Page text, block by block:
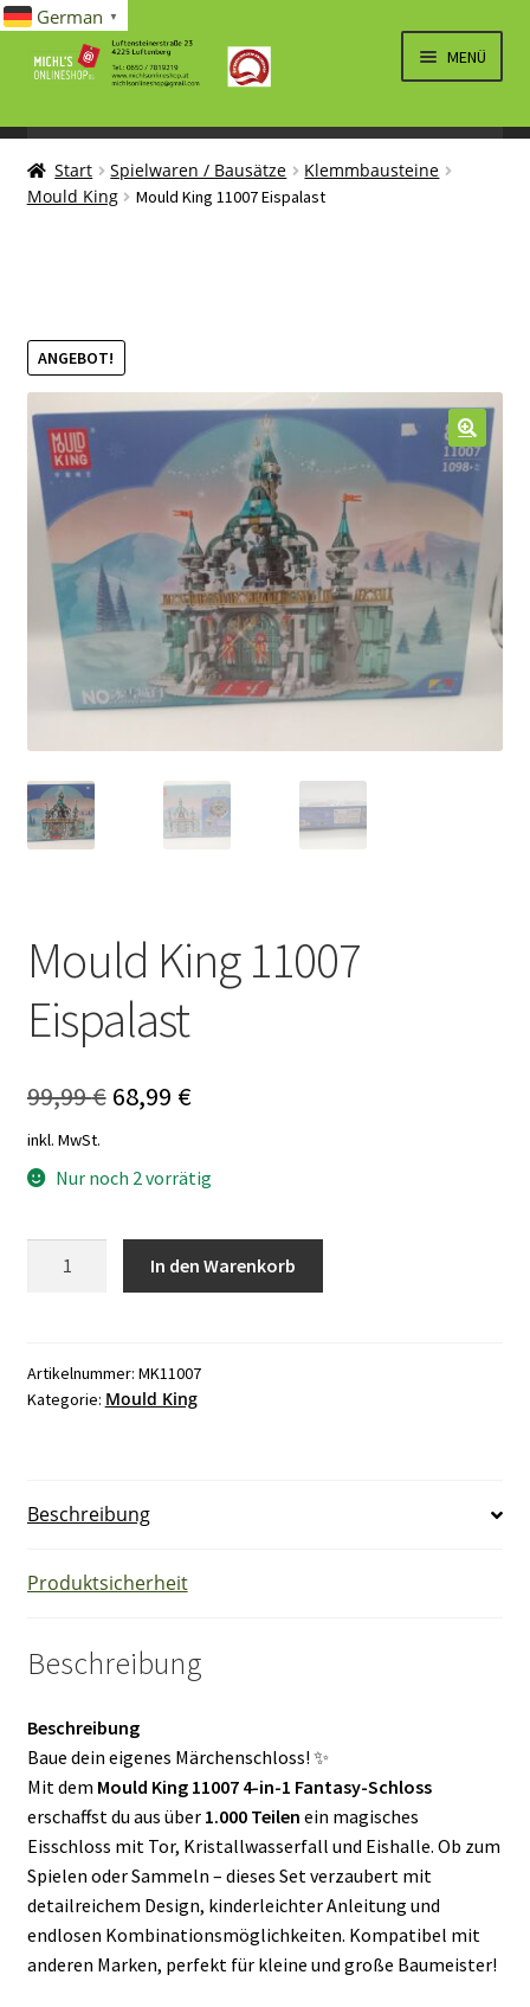
Navigation
Inhalt
MENÜ
SPIELWAREN/BAUSÄTZE
ÖFFNEN
ELEKTRO
BRIEFMARKEN
Start Spielwaren / Bausätze
Klemmbausteine
Mould King
Mould King 11007 Eispalast
ANGEBOT!
🔍
Mould King 11007
Eispalast
99,99€ Ursprünglicher
war:
68,99 €Aktueller
ist:
inkl. MwSt.
Nur noch 2 vorrätig
Menge
In den Warenkorb
Artikelnummer: MK11007
Kategorie: Mould King
Beschreibung
Produktsicherheit
Beschreibung
Beschreibung
Baue dein eigenes Märchenschloss! ✨
Mit dem Mould King 11007 4-in-1 Fantasy-Schloss
erschaffst du aus über 1.000 Teilen ein magisches
Eisschloss mit Tor, Kristallwasserfall und Eishalle. Ob zum
Spielen oder Sammeln – dieses Set verzaubert mit
detailreichem Design, kinderleichter Anleitung und
endlosen Kombinationsmöglichkeiten. Kompatibel mit
anderen Marken, perfekt für kleine und große Baumeister!
German ▼